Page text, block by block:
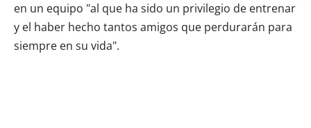
en un equipo "al que ha sido un privilegio de entrenar
y el haber hecho tantos amigos que perdurarán para
siempre en su vida".